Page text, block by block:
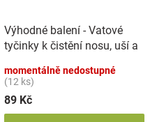
Výhodné balení - Vatové
tyčinky k čistění nosu, uší a
momentálně nedostupné
(12 ks)
89 Kč